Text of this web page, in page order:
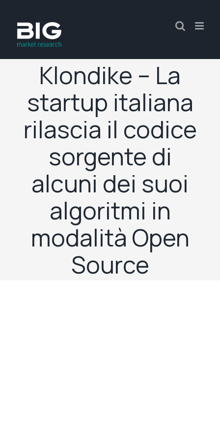
Klondike – La
startup italiana
rilascia il codice
sorgente di
alcuni dei suoi
algoritmi in
modalità Open
Source